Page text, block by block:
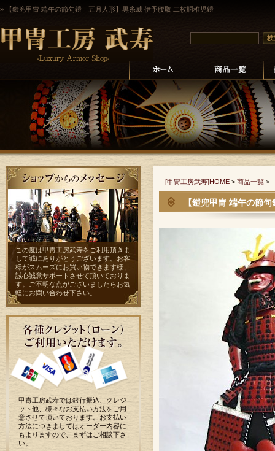
» 【鎧兜甲冑 端午の節句鎧 五月人形】黒糸威 伊予腰取 二枚胴稚児鎧
[甲冑工房武寿]HOME > 商品一覧 >
【鎧兜甲冑 端午の節
この度は甲冑工房武寿をご利用頂きま
して誠にありがとうございます。お客
様がスムーズにお買い物できます様、
誠心誠意サポートさせて頂いておりま
す。ご不明な点がございましたらお気
軽にお問い合わせ下さい。
甲冑工房武寿では銀行振込、クレジ
ット他、様々なお支払い方法をご用
意させて頂いております。お支払い
方法につきましてはオーダー内容に
もよりますので、まずはご相談下さ
い。